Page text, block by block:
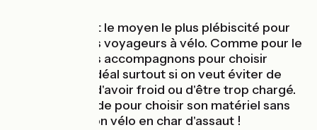
Le camping est le moyen le plus plébiscité pour
dormir chez les voyageurs à vélo. Comme pour le
vélo, nous vous accompagnons pour choisir
l'équipement idéal surtout si on veut éviter de
prendre l'eau, d'avoir froid ou d'être trop chargé.
Voici notre guide pour choisir son matériel sans
transformer son vélo en char d'assaut !